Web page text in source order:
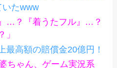
いたwww
…？『着うたフル』…？
」
最高額の賠償金20億円！
ちゃん、ゲーム実況系